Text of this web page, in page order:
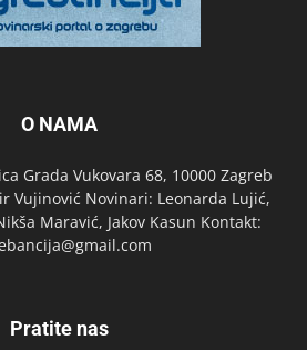
O NAMA
Grada Vukovara 68, 10000 Zagreb
Vujinović Novinari: Leonarda Lujić,
Maravić, Jakov Kasun Kontakt:
Pratite nas